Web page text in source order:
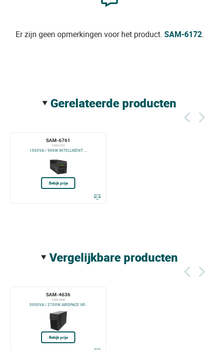
Er zijn geen opmerkingen voor het product. SAM-6172.
gerelateerde producten
SAM-6761
SAM-6761
1500VA / 900W INTELLIGENT ...
Bekijk prijs
vergelijkbare producten
SAM-4636
SAM-4636
3000VA / 2700W AIRSPACE UP...
Bekijk prijs